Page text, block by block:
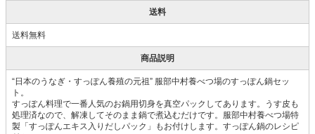
送料
送料無料
商品説明
“日本のうなぎ・すっぽん養殖の元祖” 服部中村養べつ場のすっぽん鍋セッ
ト。
すっぽん料理で一番人気のお鍋用切身を真空パックしてあります。うす皮も
処理済なので、解凍してそのまま鍋で煮込むだけです。服部中村養べつ場特
製「すっぽんエキス入りだしパック」もお付けします。すっぽん鍋のレシピ